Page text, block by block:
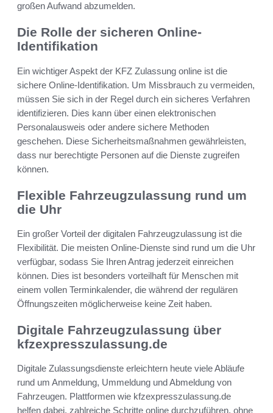
großen Aufwand abzumelden.
Die Rolle der sicheren Online-
Identifikation
Ein wichtiger Aspekt der KFZ Zulassung online ist die
sichere Online-Identifikation. Um Missbrauch zu vermeiden,
müssen Sie sich in der Regel durch ein sicheres Verfahren
identifizieren. Dies kann über einen elektronischen
Personalausweis oder andere sichere Methoden
geschehen. Diese Sicherheitsmaßnahmen gewährleisten,
dass nur berechtigte Personen auf die Dienste zugreifen
können.
Flexible Fahrzeugzulassung rund um
die Uhr
Ein großer Vorteil der digitalen Fahrzeugzulassung ist die
Flexibilität. Die meisten Online-Dienste sind rund um die Uhr
verfügbar, sodass Sie Ihren Antrag jederzeit einreichen
können. Dies ist besonders vorteilhaft für Menschen mit
einem vollen Terminkalender, die während der regulären
Öffnungszeiten möglicherweise keine Zeit haben.
Digitale Fahrzeugzulassung über
kfzexpresszulassung.de
Digitale Zulassungsdienste erleichtern heute viele Abläufe
rund um Anmeldung, Ummeldung und Abmeldung von
Fahrzeugen. Plattformen wie kfzexpresszulassung.de
helfen dabei, zahlreiche Schritte online durchzuführen, ohne